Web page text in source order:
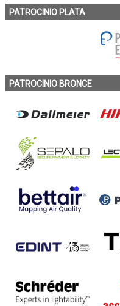
PATROCINIO PLATA
PATROCINIO BRONCE